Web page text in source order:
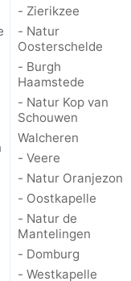
- Zierikzee
- Natur
Oosterschelde
- Burgh
Haamstede
- Natur Kop van
Schouwen
Walcheren
- Veere
- Natur Oranjezon
- Oostkapelle
- Natur de
Mantelingen
- Domburg
- Westkapelle